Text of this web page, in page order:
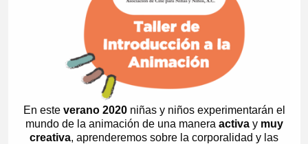
En este verano 2020niñas y niños experimentarán el
mundo de la animación de una manera activa y muy
creativa, aprenderemos sobre la corporalidad y las